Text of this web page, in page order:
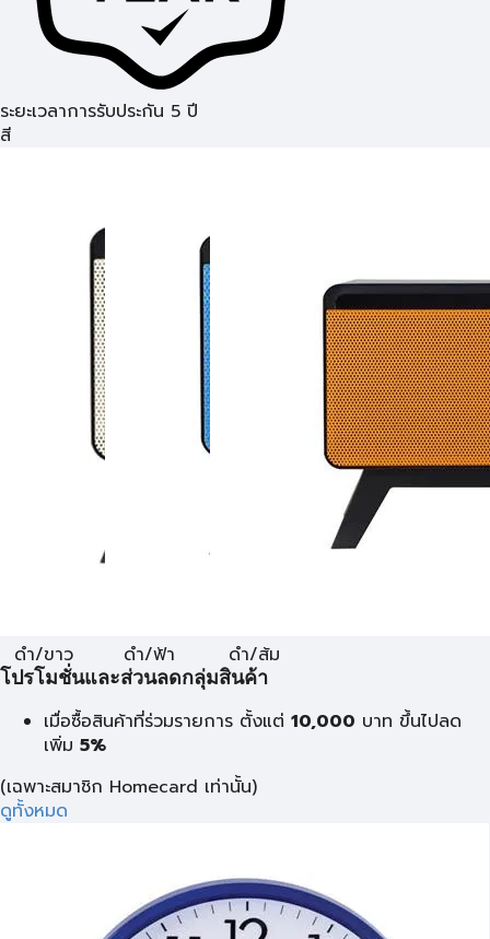
ระยะเวลาการรับประกัน 5 ปี
สี
ดำ/ขาว ดำ/ฟ้า ดำ/ส้ม
โปรโมชั่นและส่วนลดกลุ่มสินค้า
เมื่อซื้อสินค้าที่ร่วมรายการ ตั้งแต่ 10,000 บาท ขึ้นไปลด
เพิ่ม 5%
(เฉพาะสมาชิก Homecard เท่านั้น)
ดูทั้งหมด